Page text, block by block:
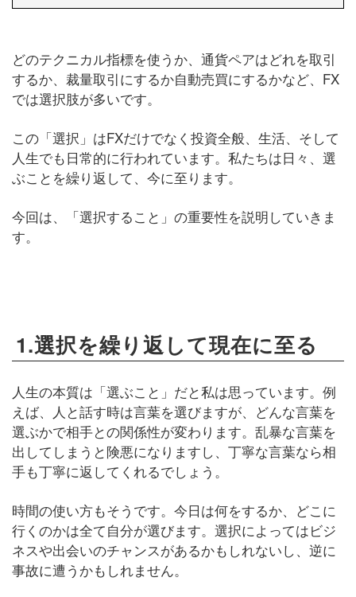
どのテクニカル指標を使うか、通貨ペアはどれを取引
するか、裁量取引にするか自動売買にするかなど、FX
では選択肢が多いです。
この「選択」はFXだけでなく投資全般、生活、そして
人生でも日常的に行われています。私たちは日々、選
ぶことを繰り返して、今に至ります。
今回は、「選択すること」の重要性を説明していきま
す。
1.選択を繰り返して現在に至る
人生の本質は「選ぶこと」だと私は思っています。例
えば、人と話す時は言葉を選びますが、どんな言葉を
選ぶかで相手との関係性が変わります。乱暴な言葉を
出してしまうと険悪になりますし、丁寧な言葉なら相
手も丁寧に返してくれるでしょう。
時間の使い方もそうです。今日は何をするか、どこに
行くのかは全て自分が選びます。選択によってはビジ
ネスや出会いのチャンスがあるかもしれないし、逆に
事故に遭うかもしれません。